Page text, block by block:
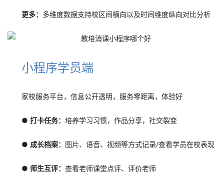
更多： 多维度数据支持校区间横向以及时间维度纵向对比分析
小程序学员端
家校服务平台，信息公开透明，服务零距离，体验好
● 打卡任务：培养学习习惯，作品分享，社交裂变
● 成长档案： 图片、语音、视频等方式记录/查看学员在校表现
● 师生互评：查看老师课堂点评、评价老师